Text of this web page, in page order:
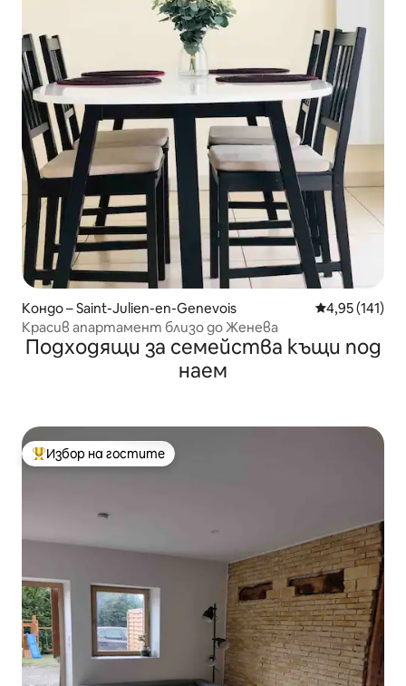
Кондо – Saint-Julien-en-Genevois Средна
4,95 (141)
Красив апартамент близо до Женева
Подходящи за семейства къщи под
наем
Най-популярен избор на гостите
Избор на гостите